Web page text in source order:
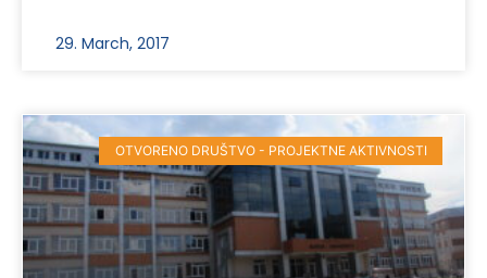
29. March, 2017
OTVORENO DRUŠTVO - PROJEKTNE AKTIVNOSTI